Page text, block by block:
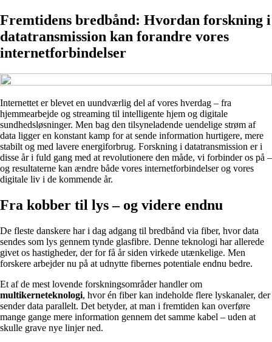
Fremtidens bredbånd: Hvordan forskning i
datatransmission kan forandre vores
internetforbindelser
Internettet er blevet en uundværlig del af vores hverdag – fra
hjemmearbejde og streaming til intelligente hjem og digitale
sundhedsløsninger. Men bag den tilsyneladende uendelige strøm af
data ligger en konstant kamp for at sende information hurtigere, mere
stabilt og med lavere energiforbrug. Forskning i datatransmission er i
disse år i fuld gang med at revolutionere den måde, vi forbinder os på –
og resultaterne kan ændre både vores internetforbindelser og vores
digitale liv i de kommende år.
Fra kobber til lys – og videre endnu
De fleste danskere har i dag adgang til bredbånd via fiber, hvor data
sendes som lys gennem tynde glasfibre. Denne teknologi har allerede
givet os hastigheder, der for få år siden virkede utænkelige. Men
forskere arbejder nu på at udnytte fibernes potentiale endnu bedre.
Et af de mest lovende forskningsområder handler om
multikerneteknologi, hvor én fiber kan indeholde flere lyskanaler, der
sender data parallelt. Det betyder, at man i fremtiden kan overføre
mange gange mere information gennem det samme kabel – uden at
skulle grave nye linjer ned.